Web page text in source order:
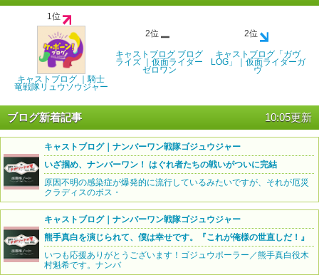
1位
キャストブログ ｜騎士
竜戦隊リュウソウジャー
2位
キャストブログ ブログ
ライズ ｜仮面ライダー
ゼロワン
2位
キャストブログ「ガヴ
LOG」｜仮面ライダーガ
ヴ
ブログ新着記事 10:05更新
キャストブログ｜ナンバーワン戦隊ゴジュウジャー
いざ掴め、ナンバーワン！ はぐれ者たちの戦いがついに完結
原因不明の感染症が爆発的に流行しているみたいですが、それが厄災
クラディスのボス・
キャストブログ｜ナンバーワン戦隊ゴジュウジャー
熊手真白を演じられて、僕は幸せです。『これが俺様の世直しだ！』
いつも応援ありがとうございます！ゴジュウポーラー／熊手真白役木
村魁希です。ナンバ